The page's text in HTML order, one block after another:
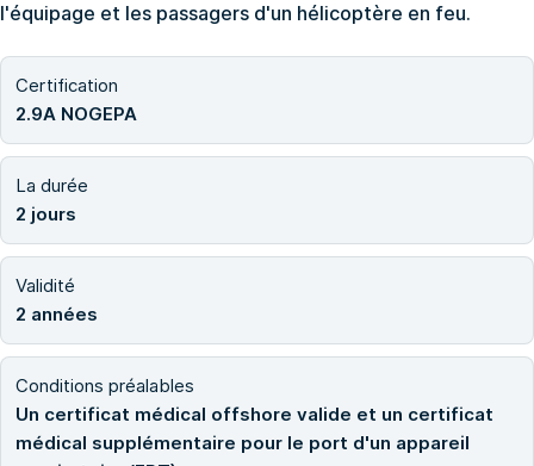
l'équipage et les passagers d'un hélicoptère en feu.
Certification
2.9A NOGEPA
La durée
2 jours
Validité
2 années
Conditions préalables
Un certificat médical offshore valide et un certificat
médical supplémentaire pour le port d'un appareil